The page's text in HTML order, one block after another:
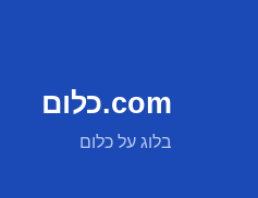
com.כלום
בלוג על כלום